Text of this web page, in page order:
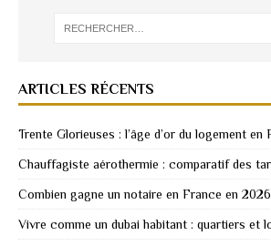
ARTICLES RÉCENTS
Trente Glorieuses : l’âge d’or du logement en
Chauffagiste aérothermie : comparatif des
Combien gagne un notaire en France en 2026
Vivre comme un dubai habitant : quartiers et